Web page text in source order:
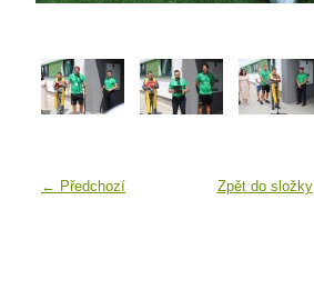
← Předchozí Zpět do složky